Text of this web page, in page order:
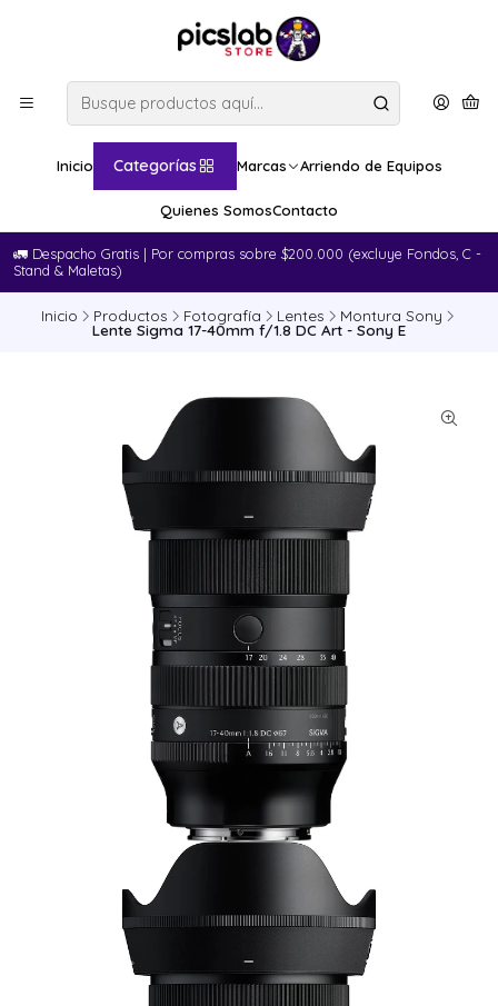
Inicio Categorías Marcas Arriendo de Equipos
Quienes SomosContacto
🚛​ Despacho Gratis | Por compras sobre $200.000 (excluye Fondos, C -
Stand & Maletas)
Inicio Productos Fotografía Lentes Montura Sony
Lente Sigma 17-40mm f/1.8 DC Art - Sony E